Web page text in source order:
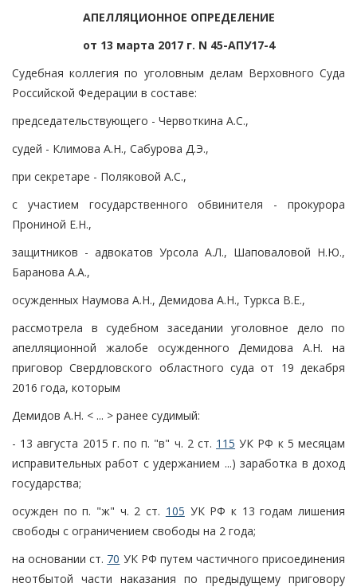
АПЕЛЛЯЦИОННОЕ ОПРЕДЕЛЕНИЕ
от 13 марта 2017 г. N 45-АПУ17-4
Судебная коллегия по уголовным делам Верховного Суда
Российской Федерации в составе:
председательствующего - Червоткина А.С.,
судей - Климова А.Н., Сабурова Д.Э.,
при секретаре - Поляковой А.С.,
с участием государственного обвинителя - прокурора
Прониной Е.Н.,
защитников - адвокатов Урсола А.Л., Шаповаловой Н.Ю.,
Баранова А.А.,
осужденных Наумова А.Н., Демидова А.Н., Туркса В.Е.,
рассмотрела в судебном заседании уголовное дело по
апелляционной жалобе осужденного Демидова А.Н. на
приговор Свердловского областного суда от 19 декабря
2016 года, которым
Демидов А.Н. < ... > ранее судимый:
- 13 августа 2015 г. по п. "в" ч. 2 ст. 115 УК РФ к 5 месяцам
исправительных работ с удержанием ...) заработка в доход
государства;
осужден по п. "ж" ч. 2 ст. 105 УК РФ к 13 годам лишения
свободы с ограничением свободы на 2 года;
на основании ст. 70 УК РФ путем частичного присоединения
неотбытой части наказания по предыдущему приговору